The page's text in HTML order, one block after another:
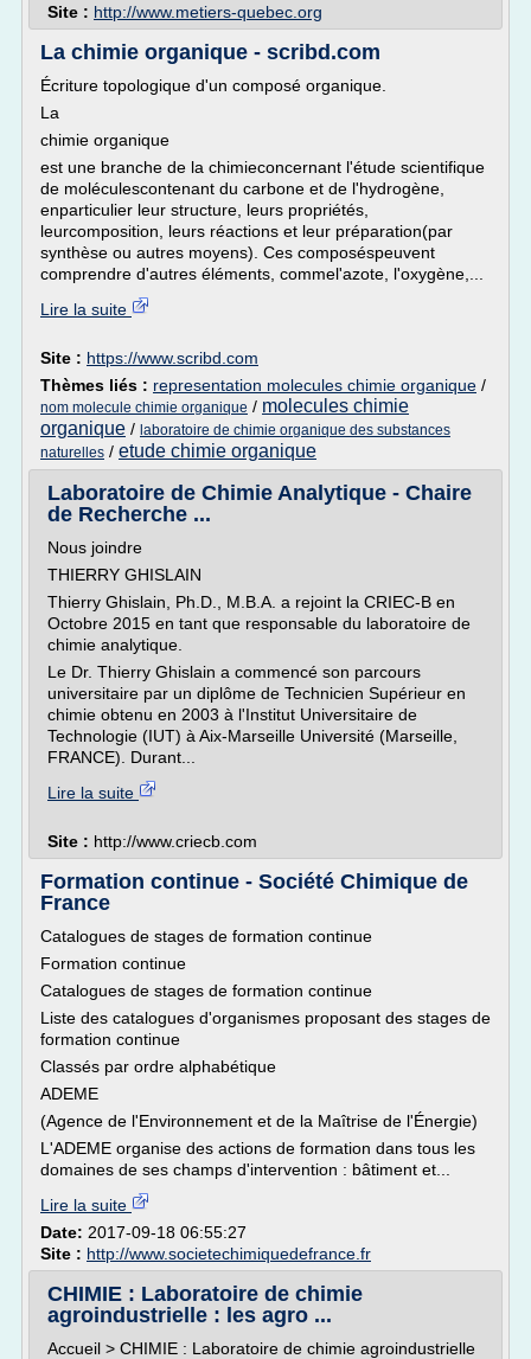
Site : http://www.metiers-quebec.org
La chimie organique - scribd.com
Écriture topologique d'un composé organique.
La
chimie organique
est une branche de la chimieconcernant l'étude scientifique
de moléculescontenant du carbone et de l'hydrogène,
enparticulier leur structure, leurs propriétés,
leurcomposition, leurs réactions et leur préparation(par
synthèse ou autres moyens). Ces composéspeuvent
comprendre d'autres éléments, commel'azote, l'oxygène,...
Lire la suite
Site : https://www.scribd.com
Thèmes liés : representation molecules chimie organique /
nom molecule chimie organique / molecules chimie
organique / laboratoire de chimie organique des substances
naturelles / etude chimie organique
Laboratoire de Chimie Analytique - Chaire
de Recherche ...
Nous joindre
THIERRY GHISLAIN
Thierry Ghislain, Ph.D., M.B.A. a rejoint la CRIEC-B en
Octobre 2015 en tant que responsable du laboratoire de
chimie analytique.
Le Dr. Thierry Ghislain a commencé son parcours
universitaire par un diplôme de Technicien Supérieur en
chimie obtenu en 2003 à l'Institut Universitaire de
Technologie (IUT) à Aix-Marseille Université (Marseille,
FRANCE). Durant...
Lire la suite
Site : http://www.criecb.com
Formation continue - Société Chimique de
France
Catalogues de stages de formation continue
Formation continue
Catalogues de stages de formation continue
Liste des catalogues d'organismes proposant des stages de
formation continue
Classés par ordre alphabétique
ADEME
(Agence de l'Environnement et de la Maîtrise de l'Énergie)
L'ADEME organise des actions de formation dans tous les
domaines de ses champs d'intervention : bâtiment et...
Lire la suite
Date: 2017-09-18 06:55:27
Site : http://www.societechimiquedefrance.fr
CHIMIE : Laboratoire de chimie
agroindustrielle : les agro ...
Accueil > CHIMIE : Laboratoire de chimie agroindustrielle